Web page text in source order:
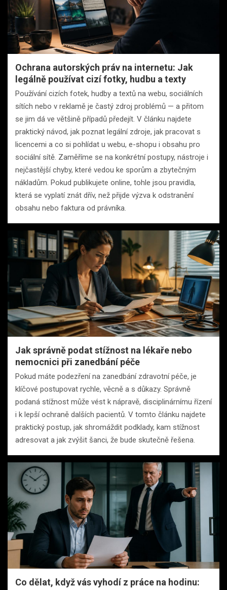
Ochrana autorských práv na internetu: Jak
legálně používat cizí fotky, hudbu a texty
Používání cizích fotek, hudby a textů na webu, sociálních
sítích nebo v reklamě je častý zdroj problémů — a přitom
se jim dá ve většině případů předejít. V článku najdete
praktický návod, jak poznat legální zdroje, jak pracovat s
licencemi a co si pohlídat u webu, e-shopu i obsahu pro
sociální sítě. Zaměříme se na konkrétní postupy, nástroje i
nejčastější chyby, které vedou ke sporům a zbytečným
nákladům. Pokud publikujete online, tohle jsou pravidla,
která se vyplatí znát dřív, než přijde výzva k odstranění
obsahu nebo faktura od právníka.
Jak správně podat stížnost na lékaře nebo
nemocnici při zanedbání péče
Pokud máte podezření na zanedbání zdravotní péče, je
klíčové postupovat rychle, věcně a s důkazy. Správně
podaná stížnost může vést k nápravě, disciplinárnímu řízení
i k lepší ochraně dalších pacientů. V tomto článku najdete
praktický postup, jak shromáždit podklady, kam stížnost
adresovat a jak zvýšit šanci, že bude skutečně řešena.
Co dělat, když vás vyhodí z práce na hodinu: